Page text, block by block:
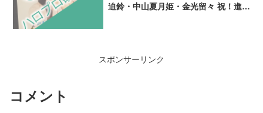
迫鈴・中山夏月姫・金光留々 祝！進級
スポンサーリンク
コメント